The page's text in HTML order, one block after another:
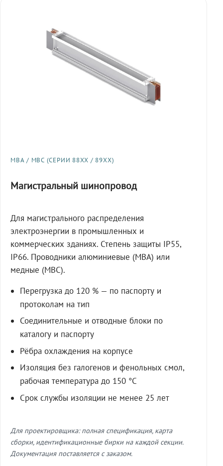
МВА / МВС (СЕРИИ 88XX / 89XX)
Магистральный шинопровод
Для магистрального распределения
электроэнергии в промышленных и
коммерческих зданиях. Степень защиты IP55,
IP66. Проводники алюминиевые (МВА) или
медные (МВС).
Перегрузка до 120 % — по паспорту и
протоколам на тип
Соединительные и отводные блоки по
каталогу и паспорту
Рёбра охлаждения на корпусе
Изоляция без галогенов и фенольных смол,
рабочая температура до 150 °C
Срок службы изоляции не менее 25 лет
Для проектировщика: полная спецификация, карта
сборки, идентификационные бирки на каждой секции.
Документация поставляется с заказом.